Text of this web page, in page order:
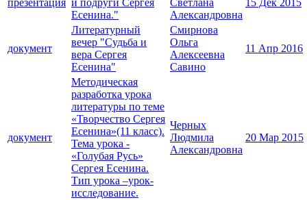
презентация и подруги Сергея
Есенина."
Светлана
Александровна
15 Дек 2015
документ
Литературный
вечер "Судьба и
вера Сергея
Есенина"
Смирнова
Ольга
Алексеевна
Савино
11 Апр 2016
документ
Методическая
разработка урока
литературы по теме
«Творчество Сергея
Есенина»(11 класс).
Тема урока -
«Голубая Русь»
Сергея Есенина.
Тип урока –урок-
исследование.
Черных
Людмила
Александровна
20 Мар 2015